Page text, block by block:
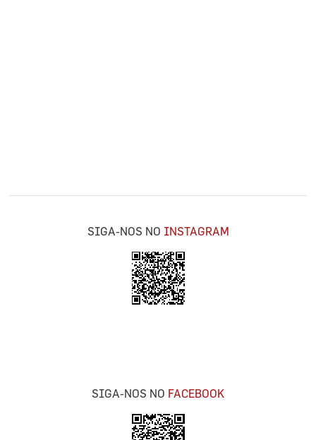
SIGA-NOS NO INSTAGRAM
SIGA-NOS NO FACEBOOK